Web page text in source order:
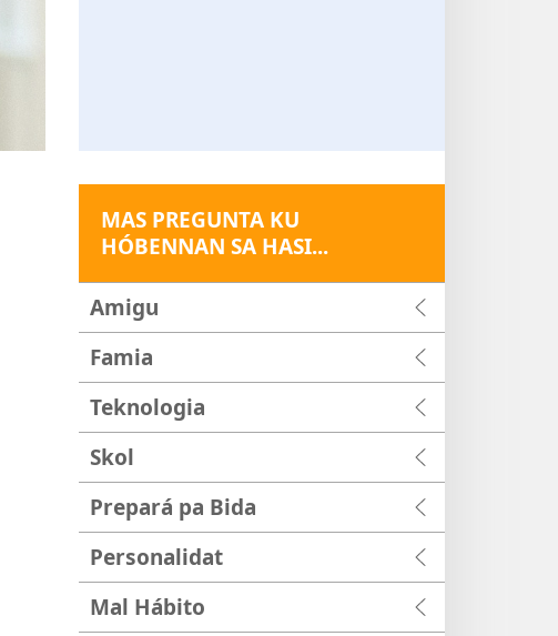
MAS PREGUNTA KU
HÓBENNAN SA HASI...
Amigu
Famia
Teknologia
Skol
Prepará pa Bida
Personalidat
Mal Hábito